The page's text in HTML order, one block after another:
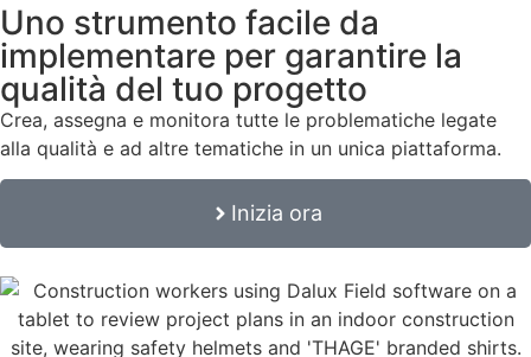
Uno strumento facile da
implementare per garantire la
qualità del tuo progetto
Crea, assegna e monitora tutte le problematiche legate
alla qualità e ad altre tematiche in un unica piattaforma.
Inizia ora